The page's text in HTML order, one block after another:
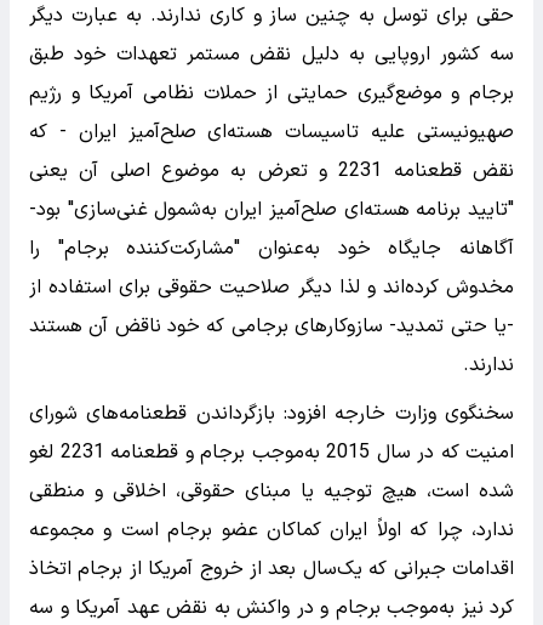
حقی برای توسل به چنین ساز و کاری ندارند. به عبارت دیگر
سه کشور اروپایی به دلیل نقض مستمر تعهدات خود طبق
برجام و موضع‌گیری حمایتی از حملات نظامی آمریکا و رژیم
صهیونیستی علیه تاسیسات هسته‌ای صلح‌آمیز ایران - که
نقض قطعنامه 2231 و تعرض به موضوع اصلی آن یعنی
"تایید برنامه هسته‌ای صلح‌آمیز ایران به‌شمول غنی‌سازی" بود-
آگاهانه جایگاه خود به‌عنوان "مشارکت‌کننده برجام" را
مخدوش کرده‌اند و لذا دیگر صلاحیت حقوقی برای استفاده از
-یا حتی تمدید- سازوکارهای برجامی که خود ناقض آن هستند
ندارند.
سخنگوی وزارت خارجه افزود: بازگرداندن قطعنامه‌های شورای
امنیت که در سال 2015 به‌موجب برجام و قطعنامه 2231 لغو
شده است، هیچ توجیه یا مبنای حقوقی، اخلاقی و منطقی
ندارد، چرا که اولاً ایران کماکان عضو برجام است و مجموعه
اقدامات جبرانی که یک‌سال بعد از خروج آمریکا از برجام اتخاذ
کرد نیز به‌موجب برجام و در واکنش به نقض عهد آمریکا و سه